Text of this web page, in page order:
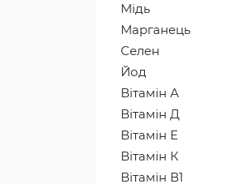
Мідь
Марганець
Селен
Йод
Вітамін А
Вітамін Д
Вітамін Е
Вітамін К
Вітамін В1